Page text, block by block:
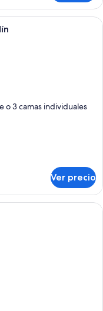
de hotel moderna con
o 3 camas individuales
Ver precio
caja de seguridad en la